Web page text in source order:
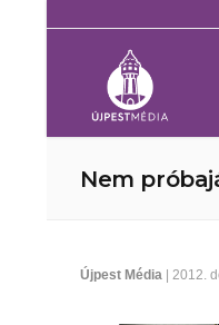
Nem
Újpest Média | 2012.